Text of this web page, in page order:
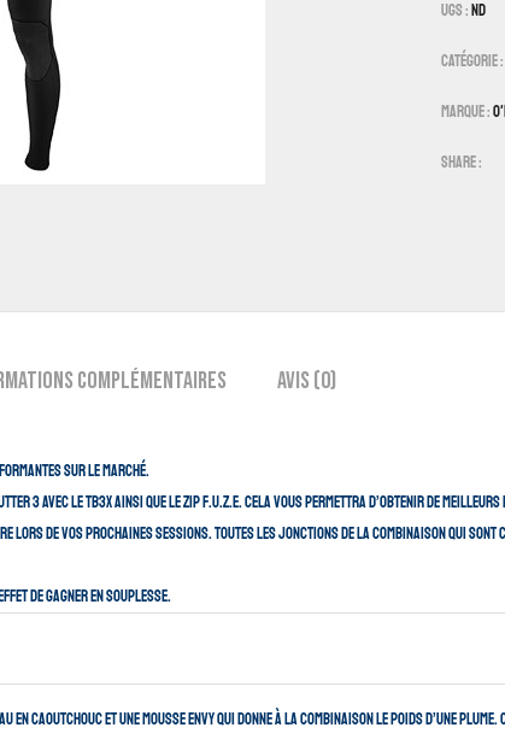
UGS : ND
Catégorie :
Marque :
Share :
complémentaires Avis (0)
sur le marché.
3 avec le TB3X ainsi que le zip F.U.Z.E. Cela vous permettra d’obtenir de
de vos prochaines sessions. Toutes les jonctions de la combinaison qui sont
de gagner en souplesse.
en caoutchouc et une mousse Envy qui donne à la combinaison le poids d’une